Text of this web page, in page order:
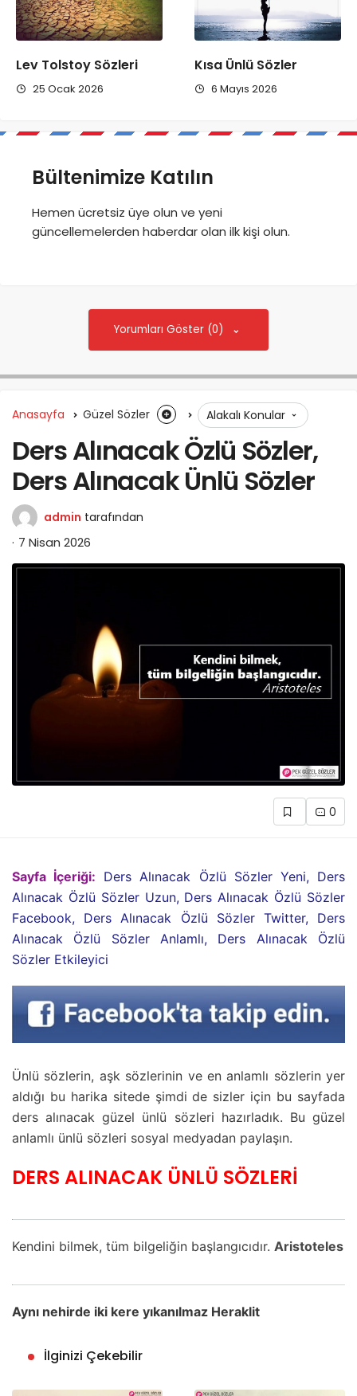
Lev Tolstoy Sözleri
25 Ocak 2026
Kısa Ünlü Sözler
6 Mayıs 2026
Bültenimize Katılın
Hemen ücretsiz üye olun ve yeni
güncellemelerden haberdar olan ilk kişi olun.
Yorumları Göster (0)
Anasayfa Güzel Sözler Alakalı Konular
Ders Alınacak Özlü Sözler,
Ders Alınacak Ünlü Sözler
admin tarafından
7 Nisan 2026
0
Sayfa İçeriği: Ders Alınacak Özlü Sözler Yeni, Ders
Alınacak Özlü Sözler Uzun, Ders Alınacak Özlü Sözler
Facebook, Ders Alınacak Özlü Sözler Twitter, Ders
Alınacak Özlü Sözler Anlamlı, Ders Alınacak Özlü
Sözler Etkileyici
Ünlü sözlerin, aşk sözlerinin ve en anlamlı sözlerin yer
aldığı bu harika sitede şimdi de sizler için bu sayfada
ders alınacak güzel ünlü sözleri hazırladık. Bu güzel
anlamlı ünlü sözleri sosyal medyadan paylaşın.
DERS ALINACAK ÜNLÜ SÖZLERİ
Kendini bilmek, tüm bilgeliğin başlangıcıdır. Aristoteles
Aynı nehirde iki kere yıkanılmaz Heraklit
İlginizi Çekebilir